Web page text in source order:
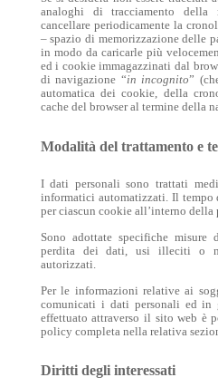
analoghi di tracciamento della
cancellare periodicamente la
– spazio di memorizzazione delle
in modo da caricarle più
ed i cookie immagazzinati dal
di navigazione “in incognito”
automatica dei cookie, della
cache del browser al termine della
Modalità del trattamento e
I dati personali sono trattati
informatici automatizzati. Il tempo
per ciascun cookie all’interno della
Sono adottate specifiche misure
perdita dei dati, usi illeciti o
autorizzati.
Per le informazioni relative ai
comunicati i dati personali ed in
effettuato attraverso il sito web è
policy completa nella relativa
Diritti degli interessati